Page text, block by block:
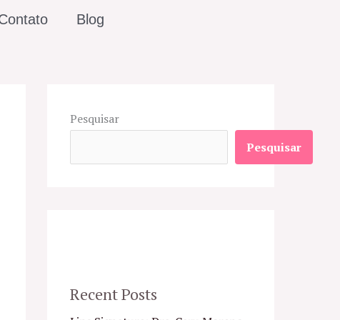
Blog
Pesquisar
Pesquisar
Recent Posts